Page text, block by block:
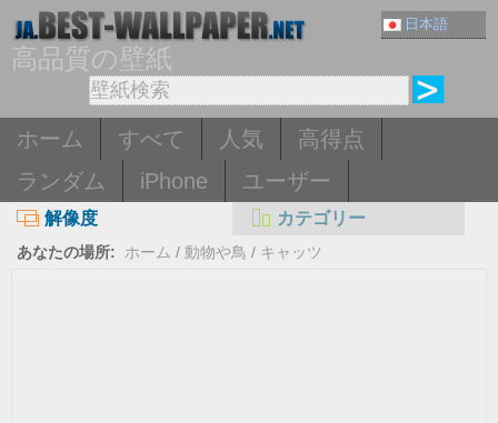
日本語
高品質の壁紙
ホーム すべて 人気
高得点
ランダム
iPhone ユーザー
解像度 カテゴリー
あなたの場所: ホーム / 動物や鳥 / キャッツ